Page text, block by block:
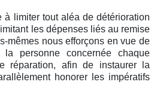
à limiter tout aléa de détérioration
les dépenses liés au remise
mêmes nous efforçons en vue de
personne concernée chaque
réparation, afin de instaurer la
honorer les impératifs